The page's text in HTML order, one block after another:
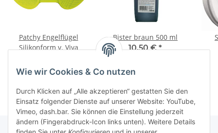
Wie wir Cookies & Co nutzen
Durch Klicken auf „Alle akzeptieren“ gestatten Sie den
Einsatz folgender Dienste auf unserer Website: YouTube,
Vimeo, dash.bar. Sie können die Einstellung jederzeit
ändern (Fingerabdruck-Icon links unten). Weitere Details
Patchy Engelflügel
Silikonform v. Viva
Bister braun 500 ml
10,50 €*